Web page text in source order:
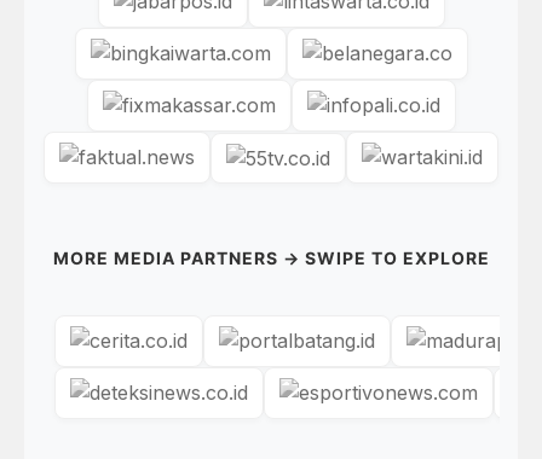
MORE MEDIA PARTNERS → SWIPE TO EXPLORE